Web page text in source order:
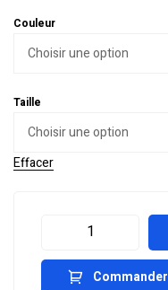
Couleur
Taille
Effacer
Commander